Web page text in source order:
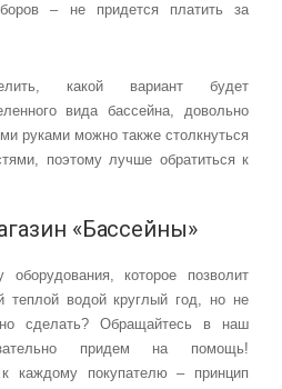
– не придется платить за
какой вариант будет
вида бассейна, довольно
руками можно также столкнуться
поэтому лучше обратиться к
«Бассейны»
которое позволит
теплой водой круглый год, но не
сделать? Обращайтесь в наш
придем на помощь!
каждому покупателю – принцип